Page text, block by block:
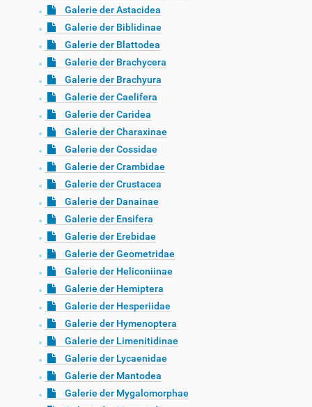
Galerie der Astacidea
Galerie der Biblidinae
Galerie der Blattodea
Galerie der Brachycera
Galerie der Brachyura
Galerie der Caelifera
Galerie der Caridea
Galerie der Charaxinae
Galerie der Cossidae
Galerie der Crambidae
Galerie der Crustacea
Galerie der Danainae
Galerie der Ensifera
Galerie der Erebidae
Galerie der Geometridae
Galerie der Heliconiinae
Galerie der Hemiptera
Galerie der Hesperiidae
Galerie der Hymenoptera
Galerie der Limenitidinae
Galerie der Lycaenidae
Galerie der Mantodea
Galerie der Mygalomorphae